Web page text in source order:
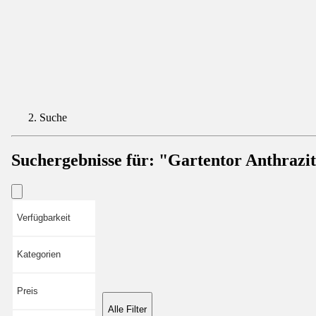
Suche
Suchergebnisse für: "Gartentor
Verfügbarkeit
Kategorien
Preis
Alle Filter